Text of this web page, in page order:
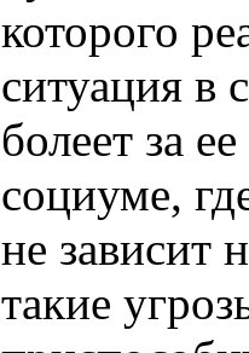
которого
ситуация в
болеет за
социуме,
не зависит
такие